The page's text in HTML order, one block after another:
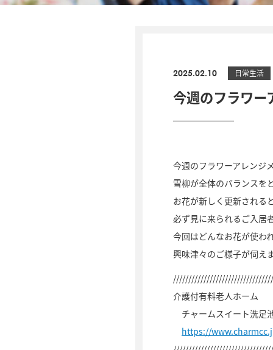
2025.02.10 日常生活
今週のフラワー
今週のフラワーアレンジ
雪柳が全体のバランスを
お花が新しく更新される
必ず見に来られるご入居
今回はどんなお花が使わ
興味津々のご様子が伺え
介護付有料老人ホーム
チャームスイート洗足
https://